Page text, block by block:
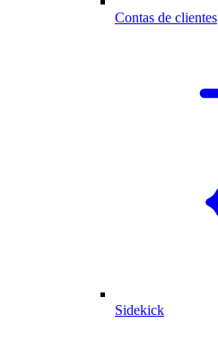
Contas de clientes
Sidekick